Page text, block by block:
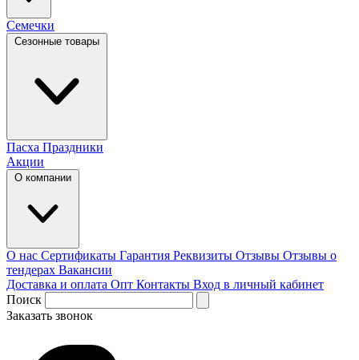
Семечки
Сезонные товары
Пасха Праздники
Акции
О компании
О нас Сертификаты Гарантия Реквизиты Отзывы Отзывы о
тендерах Вакансии
Доставка и оплата Опт Контакты Вход в личный кабинет
Поиск
Заказать звонок